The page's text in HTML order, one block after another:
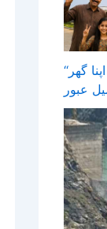
گھر‘‘
عبور